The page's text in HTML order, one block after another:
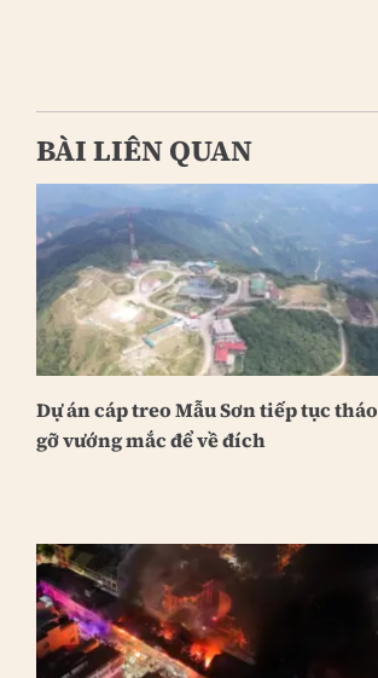
BÀI LIÊN QUAN
Dự án cáp treo Mẫu Sơn tiếp tục tháo
gỡ vướng mắc để về đích